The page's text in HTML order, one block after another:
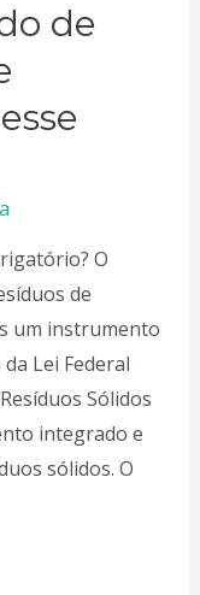
de
O
de
um instrumento
Lei Federal
Sólidos
integrado e
sólidos. O